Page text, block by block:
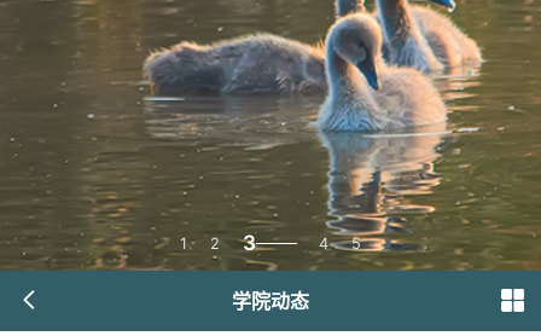
1 2 3 4 5
学院动态